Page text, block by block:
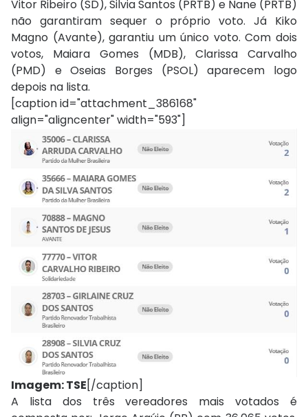
Vitor Ribeiro (SD), Silvia Santos (PRTB) e Nane (PRTB)
não garantiram sequer o próprio voto. Já Kiko
Magno (Avante), garantiu um único voto. Com dois
votos, Maiara Gomes (MDB), Clarissa Carvalho
(PMD) e Oseias Borges (PSOL) aparecem logo
depois na lista.
[caption id="attachment_386168"
align="aligncenter" width="593"]
Imagem: TSE[/caption]
A lista dos três vereadores mais votados é